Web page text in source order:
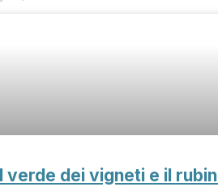
verde dei vigneti e il